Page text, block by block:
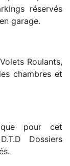
réservés
garage.
Roulants,
chambres et
pour cet
Dossiers